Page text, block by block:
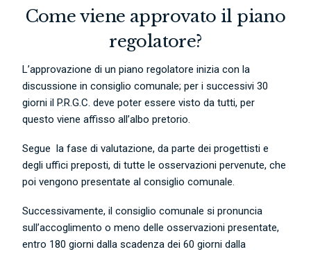
Come viene approvato il piano
regolatore?
L’approvazione di un piano regolatore inizia con la
discussione in consiglio comunale; per i successivi 30
giorni il P.R.G.C. deve poter essere visto da tutti, per
questo viene affisso all’albo pretorio.
Segue la fase di valutazione, da parte dei progettisti e
degli uffici preposti, di tutte le osservazioni pervenute, che
poi vengono presentate al consiglio comunale.
Successivamente, il consiglio comunale si pronuncia
sull’accoglimento o meno delle osservazioni presentate,
entro 180 giorni dalla scadenza dei 60 giorni dalla